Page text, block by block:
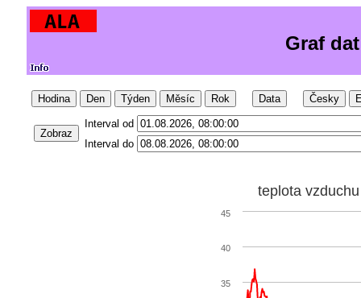
Graf
Hodina Den Týden Měsíc Rok Data Česky
Zobraz
Interval od
Interval do
teplota vzduchu
35
40
45